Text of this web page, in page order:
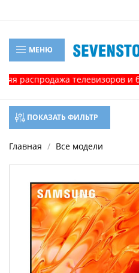
МЕНЮ
телевизоров и
ПОКАЗАТЬ ФИЛЬТР
Главная Все модели